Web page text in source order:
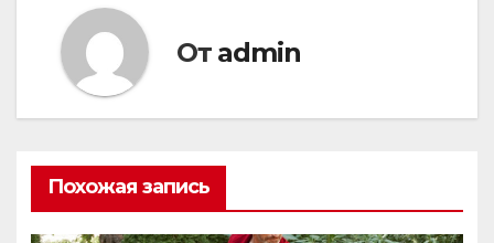
От admin
Похожая запись